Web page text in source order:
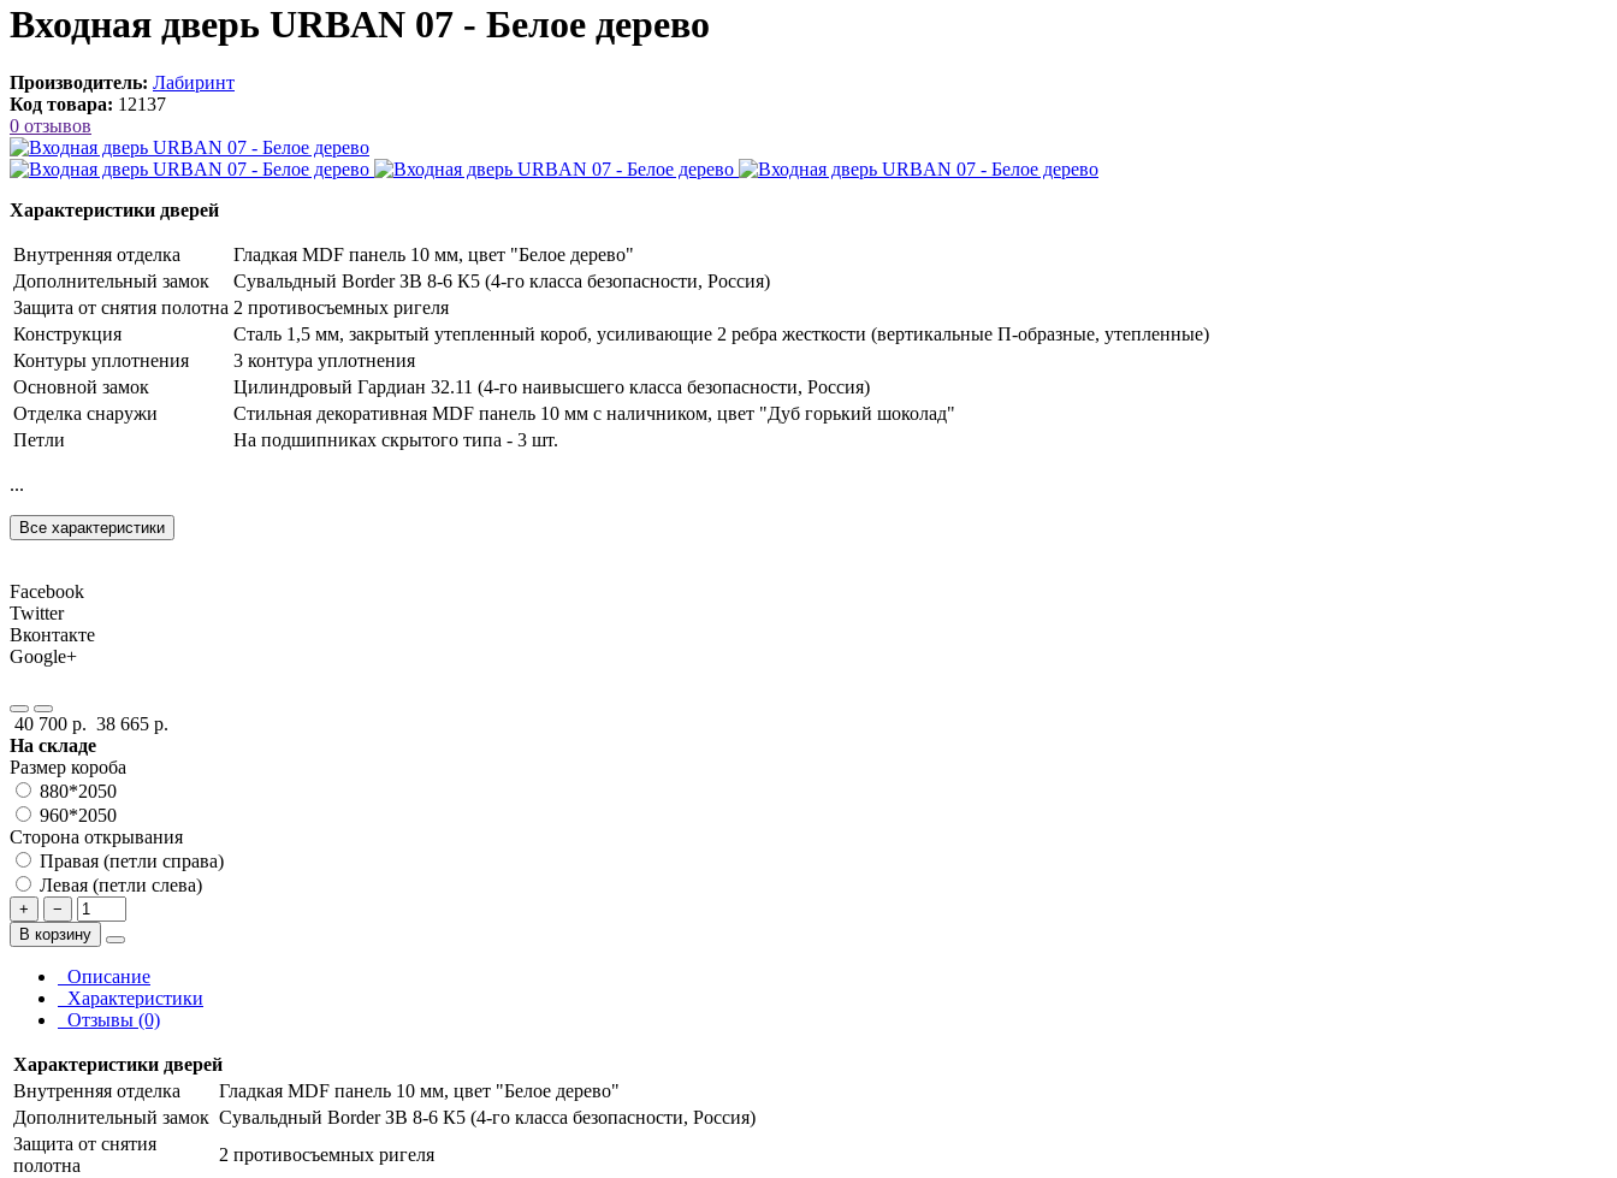
Входная дверь URBAN 07 - Белое дерево
Производитель: Лабиринт
Код товара: 12137
0 отзывов
Характеристики дверей
Внутренняя отделка
Гладкая MDF панель 10 мм, цвет "Белое дерево"
Дополнительный замок
Сувальдный Border ЗВ 8-6 К5 (4-го класса безопасности, Россия)
Защита от снятия полотна 2 противосъемных ригеля
Конструкция
Сталь 1,5 мм, закрытый утепленный короб, усиливающие 2 ребра жесткости (вертикальные П-образные, утепленные)
Контуры уплотнения
3 контура уплотнения
Основной замок
Цилиндровый Гардиан 32.11 (4-го наивысшего класса безопасности, Россия)
Отделка снаружи
Стильная декоративная MDF панель 10 мм с наличником, цвет "Дуб горький шоколад"
Петли
На подшипниках скрытого типа - 3 шт.
...
Все характеристики
Facebook
Twitter
Вконтакте
Google+
40 700 р. 38 665 р.
На складе
Размер короба
880*2050
960*2050
Сторона открывания
Правая (петли справа)
Левая (петли слева)
+
−
В корзину
Описание
Характеристики
Отзывы (0)
Характеристики дверей
Внутренняя отделка
Гладкая MDF панель 10 мм, цвет "Белое дерево"
Дополнительный замок Сувальдный Border ЗВ 8-6 К5 (4-го класса безопасности, Россия)
Защита от снятия
полотна
2 противосъемных ригеля